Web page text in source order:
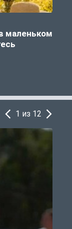
маленьком
1 из 12